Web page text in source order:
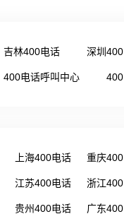
吉林400电话 深圳
400电话呼叫中心
上海400电话 重庆
江苏400电话 浙江
贵州400电话 广东